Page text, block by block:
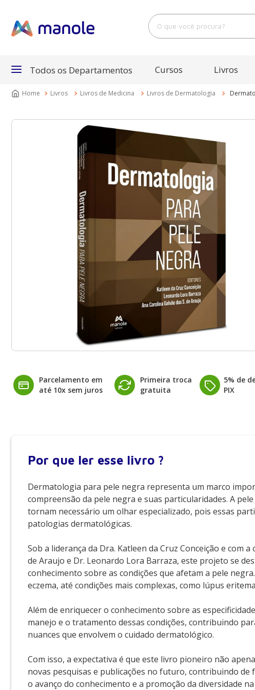
O que você procura?
Todos os Departamentos Cursos Livros
Livros Livros de Medicina Livros de Dermatologia
Parcelamento em
até 10x sem juros
Primeira troca
gratuita
5% de
PIX
Por que ler esse livro ?
Dermatologia para pele negra representa um marco
compreensão da pele negra e suas particularidades. A
tornam necessário um olhar especializado, pois essas
patologias dermatológicas.
Sob a liderança da Dra. Katleen da Cruz Conceição e com
de Araujo e Dr. Leonardo Lora Barraza, este projeto se
conhecimento sobre as condições que afetam a pele
eczema, até condições mais complexas, como lúpus
Além de enriquecer o conhecimento sobre as
manejo e o tratamento dessas condições, contribuindo
nuances que envolvem o cuidado dermatológico.
Com isso, a expectativa é que este livro pioneiro não
novas pesquisas e publicações no futuro, contribuindo
o avanço do conhecimento e a promoção da diversidade